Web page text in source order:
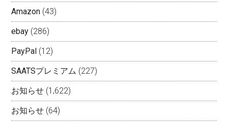
Amazon (43)
ebay (286)
PayPal (12)
SAATSプレミアム (227)
お知らせ (1,622)
お知らせ (64)